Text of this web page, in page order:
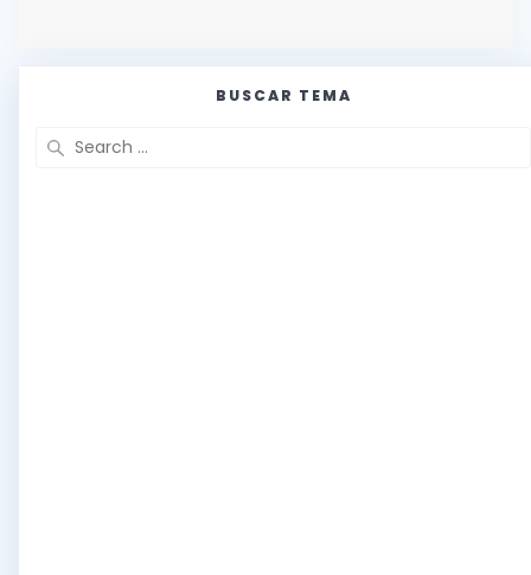
BUSCAR TEMA